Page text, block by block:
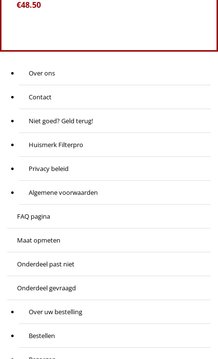
€48.50
Over ons
Contact
Niet goed? Geld terug!
Huismerk Filterpro
Privacy beleid
Algemene voorwaarden
FAQ pagina
Maat opmeten
Onderdeel past niet
Onderdeel gevraagd
Over uw bestelling
Bestellen